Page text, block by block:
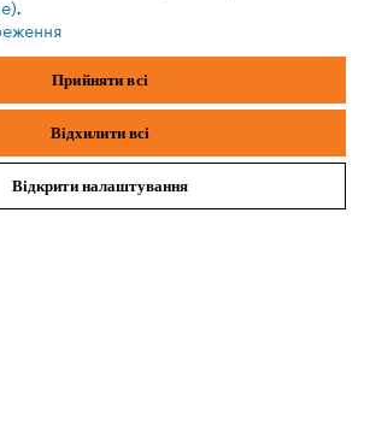
#STIHL
Chrome
.
Прийняти всі
Відхилити всі
Відкрити налаштування